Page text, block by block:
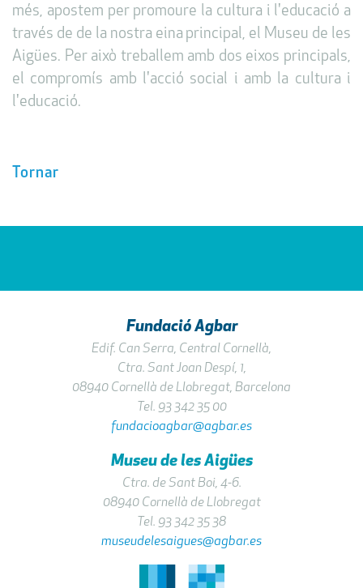
més, apostem per promoure la cultura i l'educació a
través de de la nostra eina principal, el Museu de les
Aigües. Per això treballem amb dos eixos principals,
el compromís amb l'acció social i amb la cultura i
l'educació.
Tornar
Fundació Agbar
Edif. Can Serra, Central Cornellà,
Ctra. Sant Joan Despí, 1,
08940 Cornellà de Llobregat, Barcelona
Tel. 93 342 35 00
fundacioagbar@agbar.es
Museu de les Aigües
Ctra. de Sant Boi, 4-6.
08940 Cornellà de Llobregat
Tel. 93 342 35 38
museudelesaigues@agbar.es